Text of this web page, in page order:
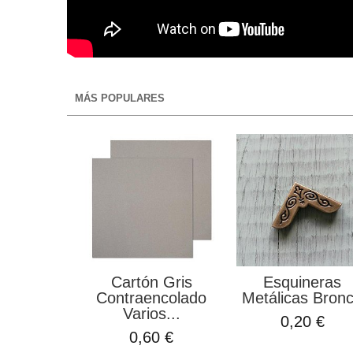
MÁS POPULARES
Cartón Gris
Contraencolado
Varios...
0,60 €
Esquineras
Metálicas
0,20 €